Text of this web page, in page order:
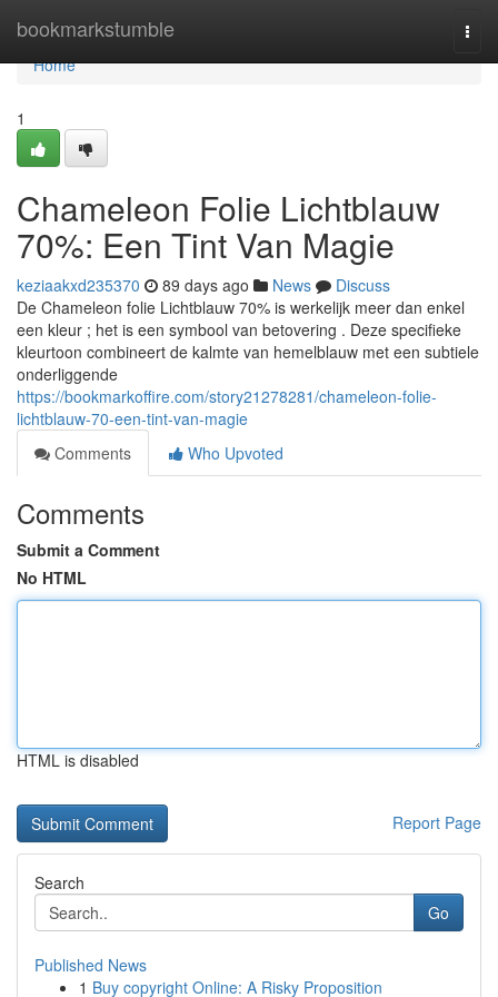
bookmarkstumble
Home
Home
1
Chameleon Folie Lichtblauw
70%: Een Tint Van Magie
keziaakxd235370 89 days ago News
Discuss
De Chameleon folie Lichtblauw 70% is werkelijk meer dan enkel
een kleur ; het is een symbool van betovering . Deze specifieke
kleurtoon combineert de kalmte van hemelblauw met een subtiele
onderliggende
https://bookmarkoffire.com/story21278281/chameleon-folie-
lichtblauw-70-een-tint-van-magie
Comments
Who Upvoted
Comments
Submit a Comment
No HTML
HTML is disabled
Report Page
Search
Go
Published News
1 Buy copyright Online: A Risky Proposition